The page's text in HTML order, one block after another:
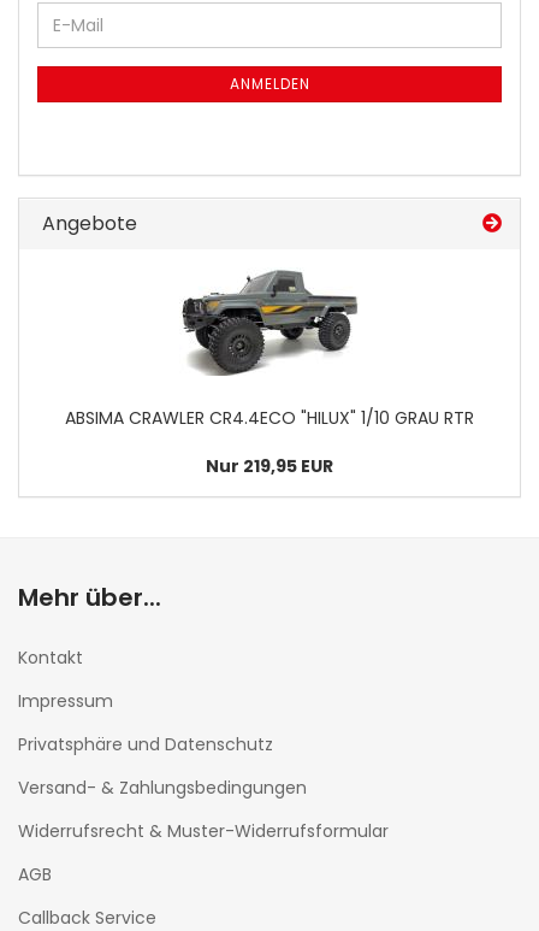
WEITER
ZUR
NEWSLETTER-
E-
Mail
ANMELDEN
Angebote
ABSIMA CRAWLER CR4.4ECO "HILUX" 1/10 GRAU RTR
Nur 219,95 EUR
Mehr über...
Kontakt
Impressum
Privatsphäre und Datenschutz
Versand- & Zahlungsbedingungen
Widerrufsrecht & Muster-Widerrufsformular
AGB
Callback Service